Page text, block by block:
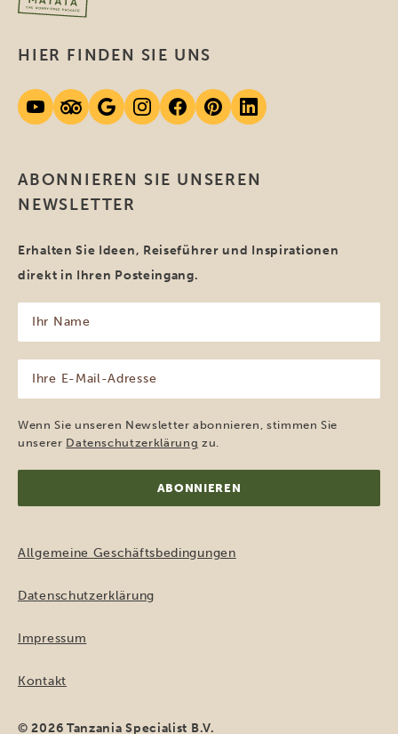
ABONNIEREN SIE UNSEREN
NEWSLETTER
Erhalten Sie Ideen, Reiseführer und Inspirationen
direkt in Ihren Posteingang.
Name
(erforderlich)
Mail-
Adresse
(erforderlich)
Wenn Sie unseren Newsletter abonnieren, stimmen Sie
unserer Datenschutzerklärung zu.
HIER FINDEN SIE UNS
Allgemeine Geschäftsbedingungen
Datenschutzerklärung
Impressum
Kontakt
© 2026 Tanzania Specialist B.V.